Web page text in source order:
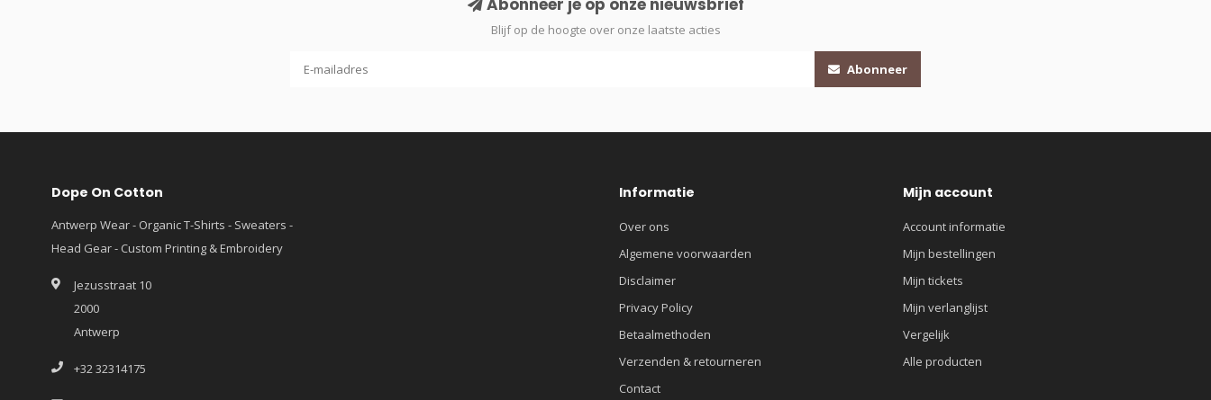
Abonneer je op onze nieuwsbrief
Blijf op de hoogte over onze laatste acties
Abonneer
Dope On Cotton
Antwerp Wear - Organic T-Shirts - Sweaters -
Head Gear - Custom Printing & Embroidery
Jezusstraat 10
2000
Antwerp
+32 32314175
Informatie
Over ons
Algemene voorwaarden
Disclaimer
Privacy Policy
Betaalmethoden
Verzenden & retourneren
Contact
Mijn account
Account informatie
Mijn bestellingen
Mijn tickets
Mijn verlanglijst
Vergelijk
Alle producten